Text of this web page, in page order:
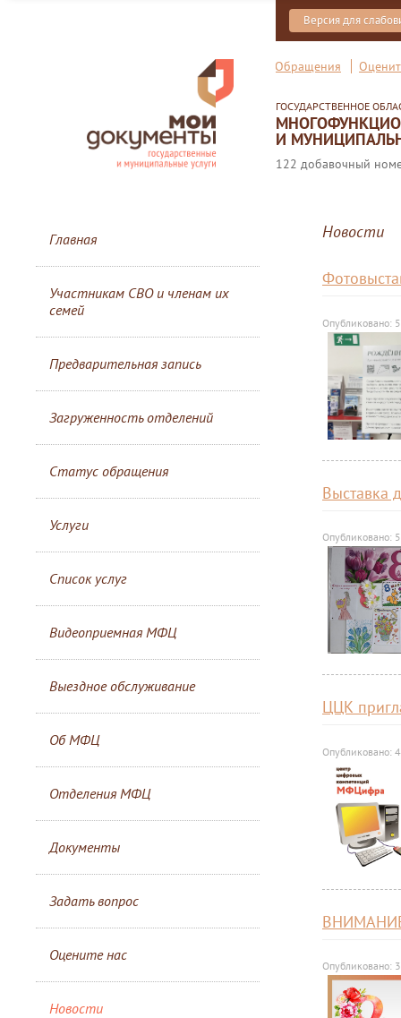
Версия для
Обращения
ГОСУДАРСТВЕННОЕ
И
122 добавочный
Главная
Участникам СВО и членам их
семей
Предварительная запись
Загруженность отделений
Статус обращения
Услуги
Список услуг
Видеоприемная МФЦ
Выездное обслуживание
Об МФЦ
Отделения МФЦ
Документы
Задать вопрос
Оцените нас
Новости
Новости
Опубликовано:
Выставка
Опубликовано:
ЦЦК
Опубликовано:
Опубликовано: